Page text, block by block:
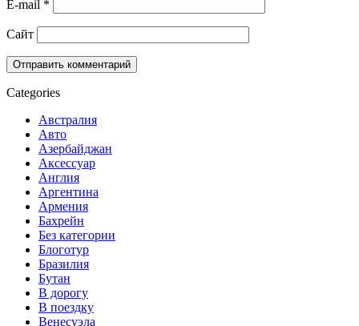
E-mail *
Сайт
Categories
Австралия
Авто
Азербайджан
Аксессуар
Англия
Аргентина
Армения
Бахрейн
Без категории
Блоготур
Бразилия
Бутан
В дорогу
В поездку
Венесуэла